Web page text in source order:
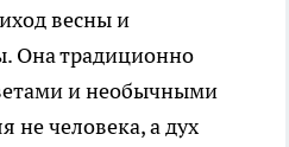
весны и
Она традиционно
и необычными
не человека, а дух